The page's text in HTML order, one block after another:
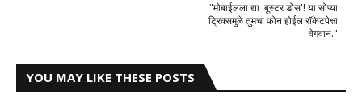
​"मोबाईलला द्या 'बूस्टर डोस'! या सोप्या
ट्रिक्समुळे तुमचा फोन होईल रॉकेटपेक्षा
वेगवान."
YOU MAY LIKE THESE POSTS